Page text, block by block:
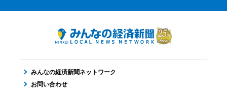
みんなの経済新聞ネットワーク
お問い合わせ